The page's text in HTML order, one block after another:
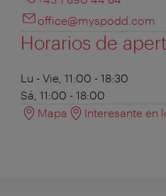
office@myspodd.com
Horarios de
Lu - Vie, 11:00 - 18:30
Sá, 11:00 - 18:00
Mapa
Interesante en